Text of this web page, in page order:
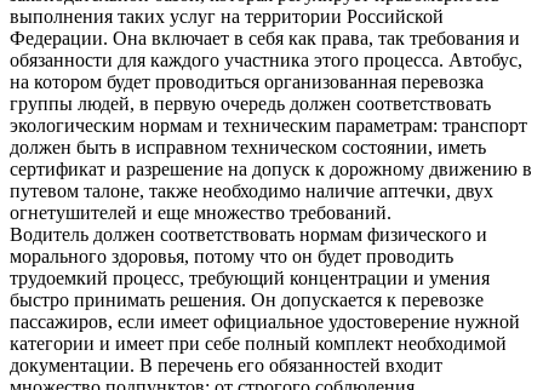
выполнения таких услуг на территории Российской
Федерации. Она включает в себя как права, так требования и
обязанности для каждого участника этого процесса. Автобус,
на котором будет проводиться организованная перевозка
группы людей, в первую очередь должен соответствовать
экологическим нормам и техническим параметрам: транспорт
должен быть в исправном техническом состоянии, иметь
сертификат и разрешение на допуск к дорожному движению в
путевом талоне, также необходимо наличие аптечки, двух
огнетушителей и еще множество требований.
Водитель должен соответствовать нормам физического и
морального здоровья, потому что он будет проводить
трудоемкий процесс, требующий концентрации и умения
быстро принимать решения. Он допускается к перевозке
пассажиров, если имеет официальное удостоверение нужной
категории и имеет при себе полный комплект необходимой
документации. В перечень его обязанностей входит